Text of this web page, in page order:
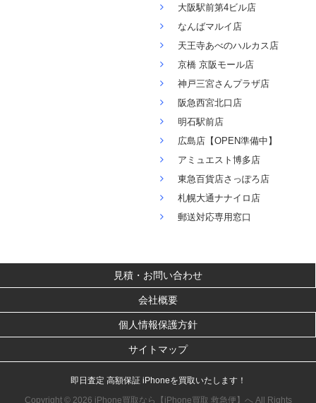
大阪駅前第4ビル店
なんばマルイ店
天王寺あべのハルカス店
京橋 京阪モール店
神戸三宮さんプラザ店
阪急西宮北口店
明石駅前店
広島店【OPEN準備中】
アミュエスト博多店
東急百貨店さっぽろ店
札幌大通ナナイロ店
郵送対応専用窓口
見積・お問い合わせ
会社概要
個人情報保護方針
サイトマップ
即日査定 高額保証 iPhoneを買取いたします！
Copyright © 2026 iPhone買取なら【iPhone買取 救急便】へ All Rights